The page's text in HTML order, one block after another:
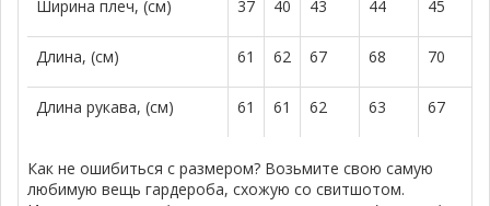
Ширина плеч, (см) 37 40 43 44 45
Длина, (см) 61 62 67 68 70
Длина рукава, (см) 61 61 62 63 67
Как не ошибиться с размером? Возьмите свою самую
любимую вещь гардероба, схожую со свитшотом.